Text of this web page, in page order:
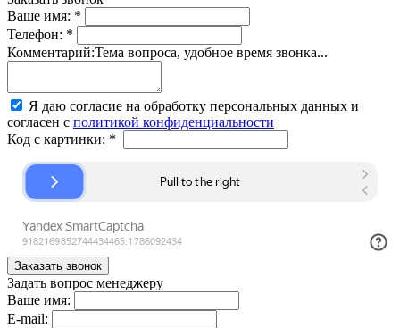
Ваше имя: *
Телефон: *
Комментарий:Тема вопроса, удобное время звонка...
Я даю согласие на обработку персональных данных и
согласен с политикой конфиденциальности
Код с картинки: *
Задать вопрос менеджеру
Ваше имя:
E-mail: